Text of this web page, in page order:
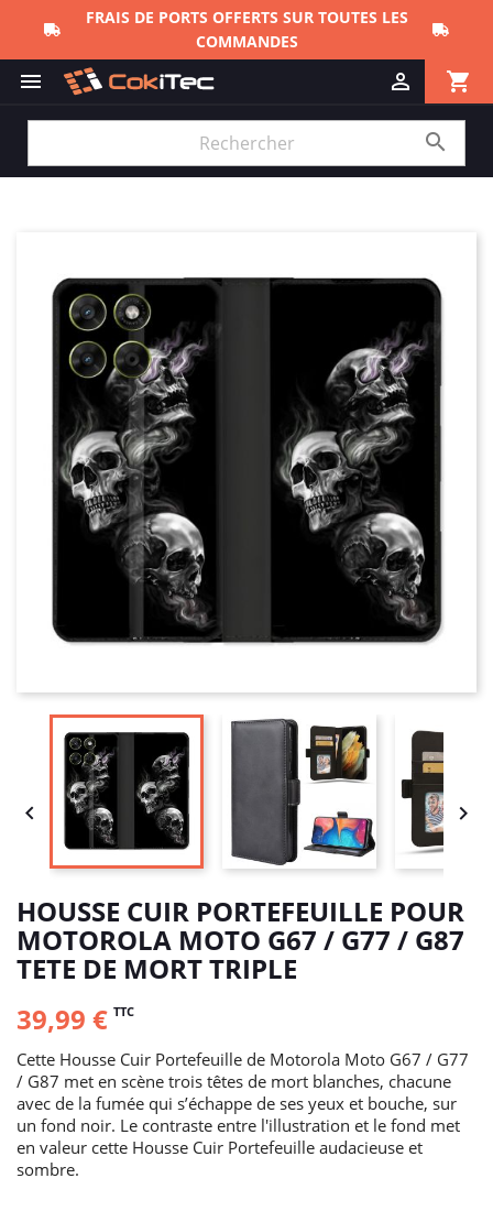
FRAIS DE PORTS OFFERTS SUR TOUTES LES
COMMANDES
 shopping_cart


 
HOUSSE CUIR PORTEFEUILLE POUR
MOTOROLA MOTO G67 / G77 / G87
TETE DE MORT TRIPLE
39,99 € TTC
Cette Housse Cuir Portefeuille de Motorola Moto G67 / G77
/ G87 met en scène trois têtes de mort blanches, chacune
avec de la fumée qui s’échappe de ses yeux et bouche, sur
un fond noir. Le contraste entre l'illustration et le fond met
en valeur cette Housse Cuir Portefeuille audacieuse et
sombre.